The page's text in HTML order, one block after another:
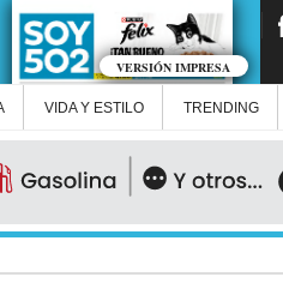
VERSIÓN IMPRESA
VIDA Y ESTILO TRENDING